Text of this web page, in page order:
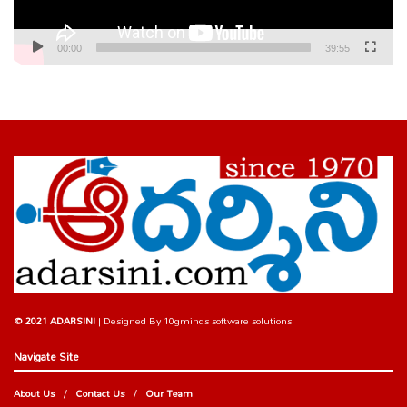
00:00 39:55
© 2021 ADARSINI| Designed By10gminds software solutions
Navigate Site
About Us Contact Us Our Team